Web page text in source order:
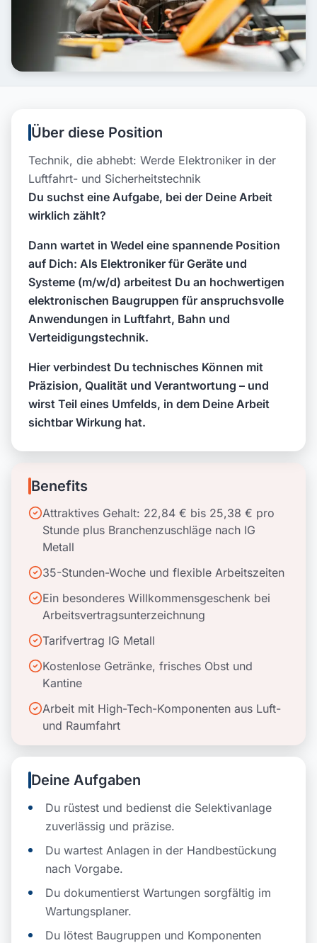
Über diese Position
Technik, die abhebt: Werde Elektroniker in der
Luftfahrt- und Sicherheitstechnik
Du suchst eine Aufgabe, bei der Deine Arbeit
wirklich zählt?
Dann wartet in Wedel eine spannende Position
auf Dich: Als Elektroniker für Geräte und
Systeme (m/w/d) arbeitest Du an hochwertigen
elektronischen Baugruppen für anspruchsvolle
Anwendungen in Luftfahrt, Bahn und
Verteidigungstechnik.
Hier verbindest Du technisches Können mit
Präzision, Qualität und Verantwortung – und
wirst Teil eines Umfelds, in dem Deine Arbeit
sichtbar Wirkung hat.
Benefits
Attraktives Gehalt: 22,84 € bis 25,38 € pro
Stunde plus Branchenzuschläge nach IG
Metall
35-Stunden-Woche und flexible Arbeitszeiten
Ein besonderes Willkommensgeschenk bei
Arbeitsvertragsunterzeichnung
Tarifvertrag IG Metall
Kostenlose Getränke, frisches Obst und
Kantine
Arbeit mit High-Tech-Komponenten aus Luft-
und Raumfahrt
Deine Aufgaben
Du rüstest und bedienst die Selektivanlage
zuverlässig und präzise.
Du wartest Anlagen in der Handbestückung
nach Vorgabe.
Du dokumentierst Wartungen sorgfältig im
Wartungsplaner.
Du lötest Baugruppen und Komponenten